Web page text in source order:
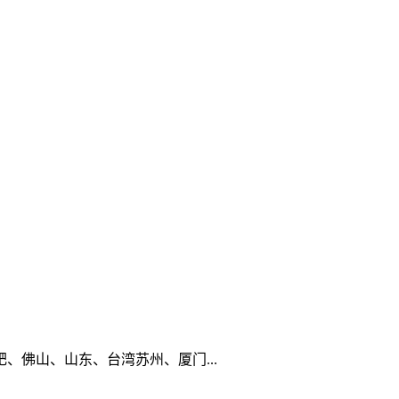
佛山、山东、台湾苏州、厦门...